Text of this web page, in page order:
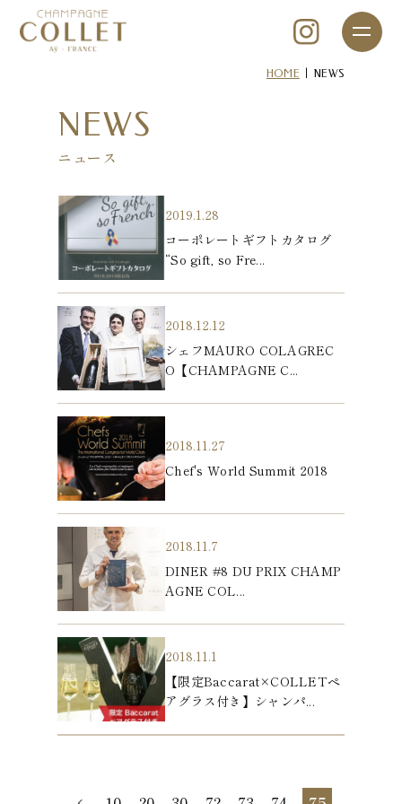
HOME |NEWS
NEWS
ニュース
2019.1.28
コーポレートギフトカタログ
“So gift, so Fre...
2018.12.12
シェフMAURO COLAGREC
O【CHAMPAGNE C...
2018.11.27
Chef's World Summit 2018
2018.11.7
DINER #8 DU PRIX CHAMP
AGNE COL...
2018.11.1
【限定Baccarat×COLLETペ
アグラス付き】シャンパ...